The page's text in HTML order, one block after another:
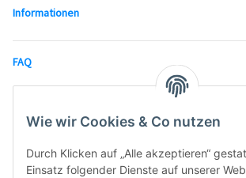
Wie wir Cookies & Co nutzen
Durch Klicken auf „Alle akzeptieren“
Einsatz folgender Dienste auf unserer
Informationen
FAQ
unsere Partner